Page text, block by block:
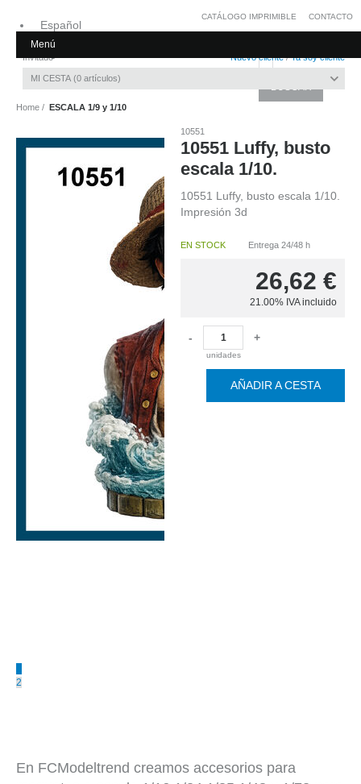
Español
Invitado Nuevo cliente/Ya soy cliente
MI CESTA 0 artículos
CATÁLOGO IMPRIMIBLE CONTACTO
Menú
Home ESCALA 1/9 y 1/10
2
10551
10551 Luffy, busto
escala 1/10.
10551 Luffy, busto escala 1/10.
Impresión 3d
EN STOCK Entrega 24/48 h
26,62 €
21.00% IVA incluido
-
unidades
+
AÑADIR A CESTA
En FCModeltrend creamos accesorios para